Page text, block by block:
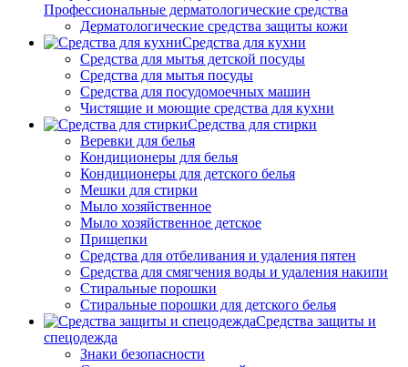
Профессиональные дерматологические средства
Дерматологические средства защиты кожи
Средства для кухни
Средства для мытья детской посуды
Средства для мытья посуды
Средства для посудомоечных машин
Чистящие и моющие средства для кухни
Средства для стирки
Веревки для белья
Кондиционеры для белья
Кондиционеры для детского белья
Мешки для стирки
Мыло хозяйственное
Мыло хозяйственное детское
Прищепки
Средства для отбеливания и удаления пятен
Средства для смягчения воды и удаления накипи
Стиральные порошки
Стиральные порошки для детского белья
Средства защиты и
спецодежда
Знаки безопасности